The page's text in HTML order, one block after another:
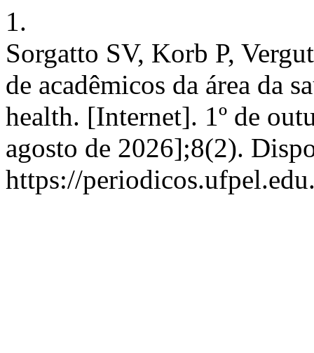
1.
Sorgatto SV, Korb P,
de acadêmicos da área da
health. [Internet]. 1º de
agosto de 2026];8(2).
https://